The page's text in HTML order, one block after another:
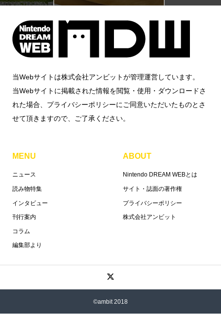
当Webサイトは株式会社アンビットが管理運営しています。
当Webサイトに掲載された情報を閲覧・使用・ダウンロードさ
れた場合、プライバシーポリシーにご同意いただいたものとさ
せて頂きますので、ご了承ください。
MENU
ニュース
読み物特集
インタビュー
刊行案内
コラム
編集部より
ABOUT
Nintendo DREAM WEBとは
サイト・誌面の著作権
プライバシーポリシー
株式会社アンビット
©ambit 2018